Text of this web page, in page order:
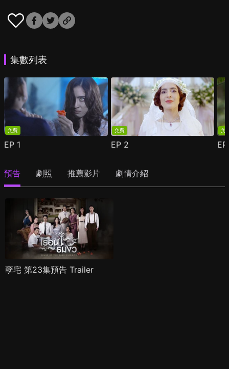
集數列表
免費
EP 1
免費
EP 2
免
預告 劇照 推薦影片 劇情介紹
孽宅 第23集預告 Trailer